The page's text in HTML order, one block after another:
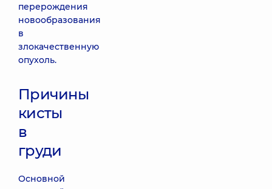
перерождения
новообразования
в
злокачественную
опухоль.
Причины
кисты
в
груди
Основной